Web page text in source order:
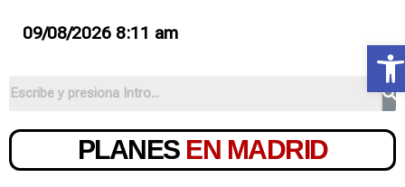
09/08/2026 8:11 am
PLANES EN MADRID